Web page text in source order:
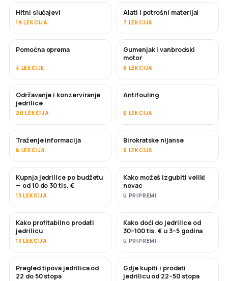
Hitni slučajevi
19 LEKCIJA
Alati i potrošni materijal
7 LEKCIJA
Pomoćna oprema
4 LEKCIJE
Gumenjak i vanbrodski
motor
6 LEKCIJA
Održavanje i konzerviranje
jedrilice
20 LEKCIJA
USKORO
Antifouling
6 LEKCIJA
Traženje informacija
6 LEKCIJA
Birokratske nijanse
6 LEKCIJA
USKORO
Kupnja jedrilice po budžetu
— od 10 do 30 tis. €
13 LEKCIJA
USKORO
Kako možeš izgubiti veliki
novac
U PRIPREMI
NOVO
Kako profitabilno prodati
jedrilicu
13 LEKCIJA
NOVO
Kako doći do jedrilice od
30–100 tis. € u 3–5 godina
U PRIPREMI
USKORO
Pregled tipova jedrilica od
22 do 50 stopa
USKORO
Gdje kupiti i prodati
jedrilicu od 22–50 stopa